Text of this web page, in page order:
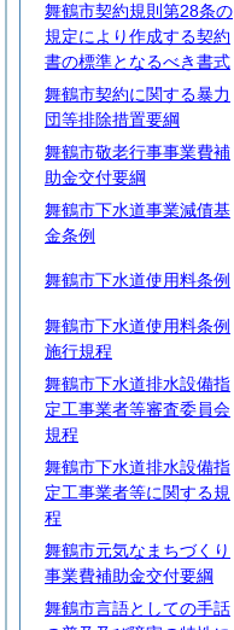
舞鶴市契約規則第28条の
規定により作成する契約
書の標準となるべき書式
舞鶴市契約に関する暴力
団等排除措置要綱
舞鶴市敬老行事事業費補
助金交付要綱
舞鶴市下水道事業減債基
金条例
舞鶴市下水道使用料条例
舞鶴市下水道使用料条例
施行規程
舞鶴市下水道排水設備指
定工事業者等審査委員会
規程
舞鶴市下水道排水設備指
定工事業者等に関する規
程
舞鶴市元気なまちづくり
事業費補助金交付要綱
舞鶴市言語としての手話